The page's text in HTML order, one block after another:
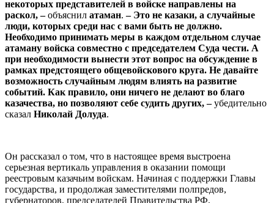
некоторых представителей в войске направлены на
раскол, –объяснил атаман.– Это не казаки, а случайные
люди, которых среди нас с вами быть не должно.
Необходимо принимать меры в каждом отдельном случае
атаману войска совместно с председателем Суда чести. А
при необходимости вынести этот вопрос на обсуждение в
рамках предстоящего общевойскового круга. Не давайте
возможность случайным людям влиять на развитие
событий. Как правило, они ничего не делают во благо
казачества, но позволяют себе судить других, –убедительно
сказал Николай Долуда.
Он рассказал о том, что в настоящее время выстроена
серьезная вертикаль управления в оказании помощи
реестровым казачьим войскам. Начиная с поддержки Главы
государства, и продолжая заместителями полпредов,
губернаторов, председателей Правительства РФ,